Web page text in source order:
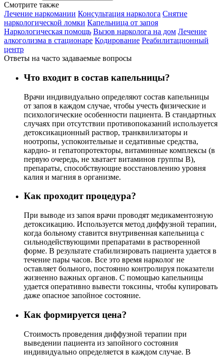
Cмотрите также
Лечение наркомании Консультация нарколога Снятие
наркологической ломки Капельница от запоя
Наркологическая помощь Вызов нарколога на дом Лечение
алкоголизма в стационаре Кодирование Реабилитационный
центр
Ответы на часто задаваемые вопросы
Что входит в состав капельницы?
Врачи индивидуально определяют состав капельницы
от запоя в каждом случае, чтобы учесть физические и
психологические особенности пациента. В стандартных
случаях при отсутствии противопоказаний используется
детоксикационный раствор, транквилизаторы и
ноотропы, успокоительные и седативные средства,
кардио- и гепатопротекторы, витаминные комплексы (в
первую очередь, не хватает витаминов группы В),
препараты, способствующие восстановлению уровня
калия и магния в организме.
Как проходит процедура?
При выводе из запоя врачи проводят медикаментозную
детоксикацию. Используется метод диффузной терапии,
когда больному ставится внутривенная капельница с
сильнодействующими препаратами в растворенной
форме. В результате стабилизировать пациента удается в
течение пары часов. Все это время нарколог не
оставляет больного, постоянно контролируя показатели
жизненно важных органов. С помощью капельницы
удается оперативно вывести токсины, чтобы купировать
даже опасное запойное состояние.
Как формируется цена?
Стоимость проведения диффузной терапии при
выведении пациента из запойного состояния
индивидуально определяется в каждом случае. В